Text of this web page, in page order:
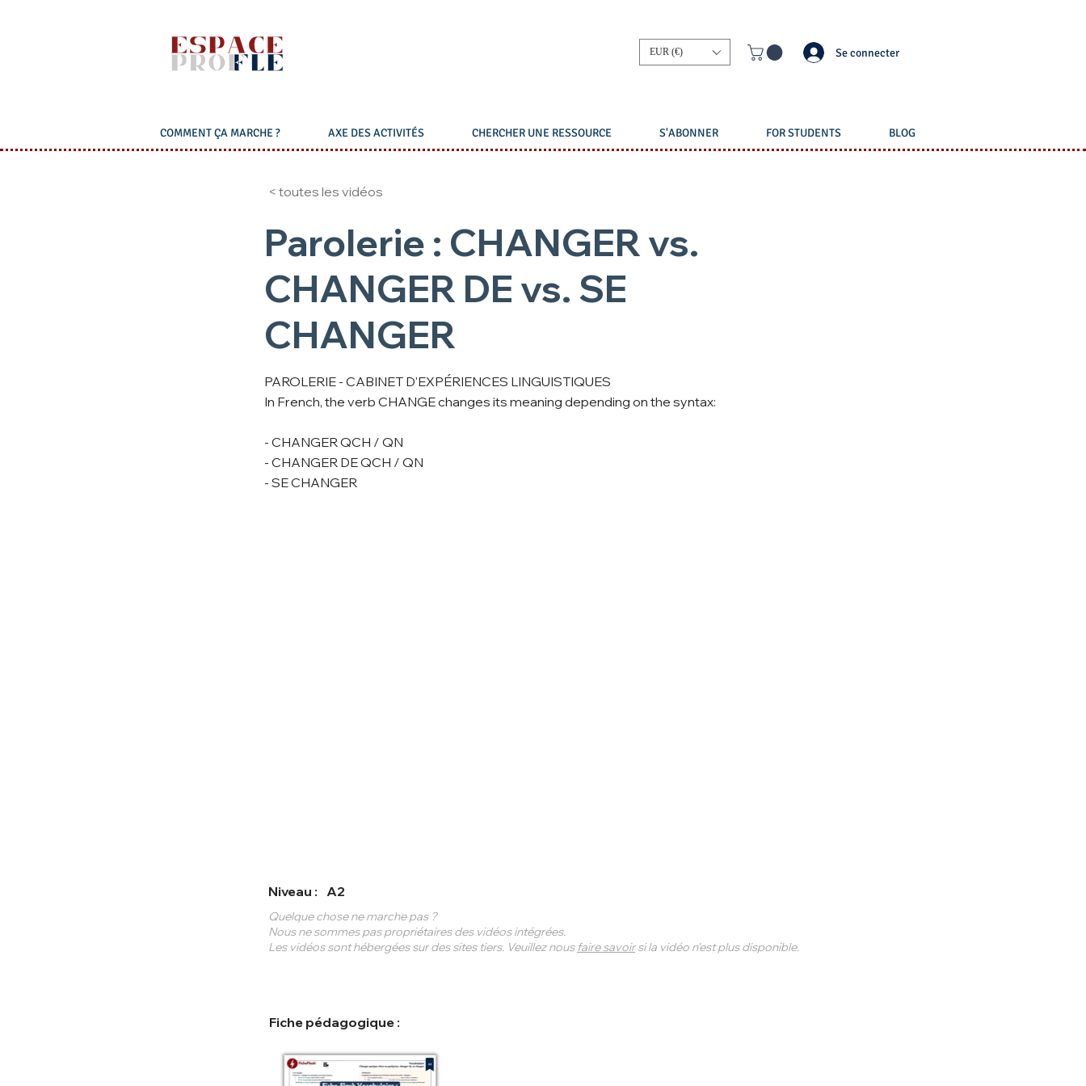
EUR (€) Se connecter
COMMENT ÇA MARCHE ? AXE DES ACTIVITÉS CHERCHER UNE RESSOURCE S'ABONNER FOR STUDENTS BLOG
< toutes les vidéos
Parolerie : CHANGER vs.
CHANGER DE vs. SE
CHANGER
PAROLERIE - CABINET D'EXPÉRIENCES LINGUISTIQUES
In French, the verb CHANGE changes its meaning depending on the syntax:
- CHANGER QCH / QN
- CHANGER DE QCH / QN
- SE CHANGER
Niveau : A2
Quelque chose ne marche pas ?
Nous ne sommes pas propriétaires des vidéos intégrées.
Les vidéos sont hébergées sur des sites tiers. Veuillez nous faire savoirsi la vidéo n'est plus disponible.
Fiche pédagogique :